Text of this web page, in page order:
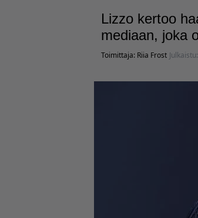
Lizzo kertoo
mediaan, joka
Toimittaja: Riia Frost Julkaistu: